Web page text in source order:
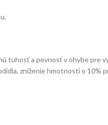
tuhosť a pevnosť v ohybe pre
zníženie hmotnosti o 10%